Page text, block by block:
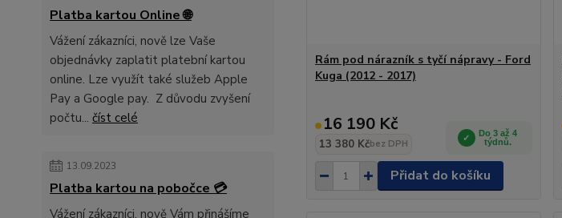
Platba kartou Online 🌐
Vážení zákazníci, nově lze Vaše
objednávky zaplatit platební kartou
online. Lze využít také služeb Apple
Pay a Google pay. Z důvodu zvyšení
počtu... číst celé
13.09.2023
Platba kartou na pobočce 💳
Vážení zákazníci, nově Vám přinášíme
Rám pod nárazník s tyčí nápravy - Ford
Kuga (2012 - 2017)
16 190 Kč
13 380 Kčbez DPH
Do 3 až 4
týdnů.
Přidat do košíku